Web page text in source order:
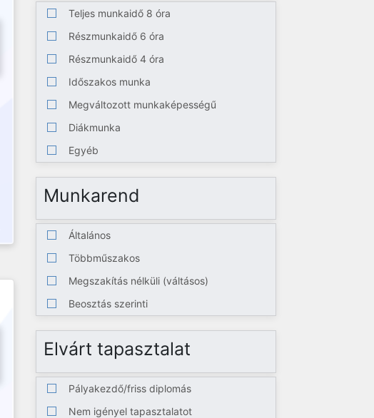
Teljes munkaidő 8 óra
Részmunkaidő 6 óra
Részmunkaidő 4 óra
Időszakos munka
Megváltozott munkaképességű
Diákmunka
Egyéb
Munkarend
Általános
Többműszakos
Megszakítás nélküli (váltásos)
Beosztás szerinti
Elvárt tapasztalat
Pályakezdő/friss diplomás
Nem igényel tapasztalatot